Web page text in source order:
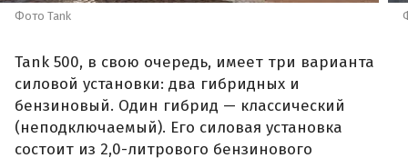
Фото Tank
Tank 500, в свою очередь, имеет три варианта
силовой установки: два гибридных и
бензиновый. Один гибрид — классический
(неподключаемый). Его силовая установка
состоит из 2,0-литрового бензинового